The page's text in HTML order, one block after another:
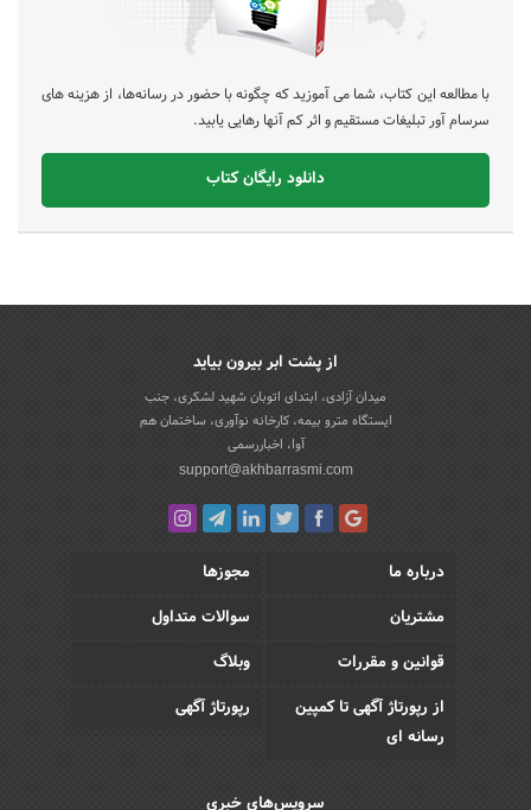
با مطالعه این کتاب، شما می آموزید که چگونه با حضور در رسانه‌ها، از هزینه های
سرسام آور تبلیغات مستقیم و اثر کم آنها رهایی یابید.
دانلود رایگان کتاب
از پشت ابر بیرون بیاید
میدان آزادی، ابتدای اتوبان شهید لشکری، جنب
ایستگاه مترو بیمه، کارخانه نوآوری، ساختمان هم
آوا، اخباررسمی
support@akhbarrasmi.com
درباره ما
مجوزها
مشتریان
سوالات متداول
قوانین و مقررات
وبلاگ
از رپورتاژ آگهی تا کمپین
رسانه ای
رپورتاژ آگهی
سرویس‌های خبری